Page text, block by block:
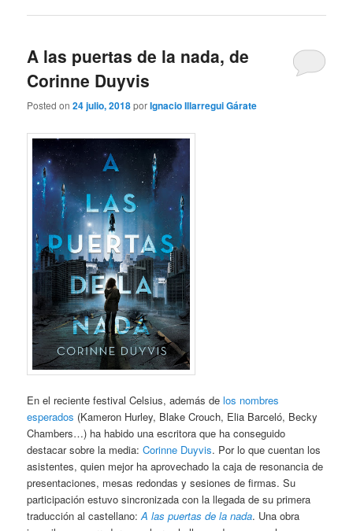
A las puertas de la nada, de
Corinne Duyvis
Posted on24 julio, 2018porIgnacio Illarregui Gárate
En el reciente festival Celsius, además delos nombres
esperados (Kameron Hurley, Blake Crouch, Elia Barceló, Becky
Chambers…) ha habido una escritora que ha conseguido
destacar sobre la media:Corinne Duyvis. Por lo que cuentan los
asistentes, quien mejor ha aprovechado la caja de resonancia de
presentaciones, mesas redondas y sesiones de firmas. Su
participación estuvo sincronizada con la llegada de su primera
traducción al castellano:A las puertas de la nada. Una obra